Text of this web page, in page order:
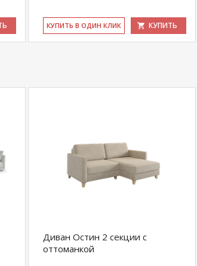
КУ­ПИТЬ В ОДИН КЛИК КУПИТЬ
Диван Остин 2 секции с
оттоманкой